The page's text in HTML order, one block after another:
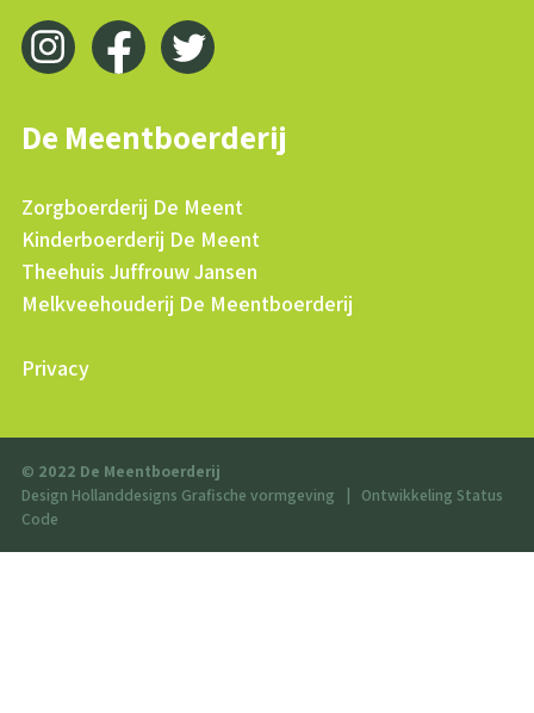
De Meentboerderij
Zorgboerderij De Meent
Kinderboerderij De Meent
Theehuis Juffrouw Jansen
Melkveehouderij De Meentboerderij
Privacy
© 2022 De Meentboerderij
Design Hollanddesigns Grafische vormgeving | Ontwikkeling Status
Code